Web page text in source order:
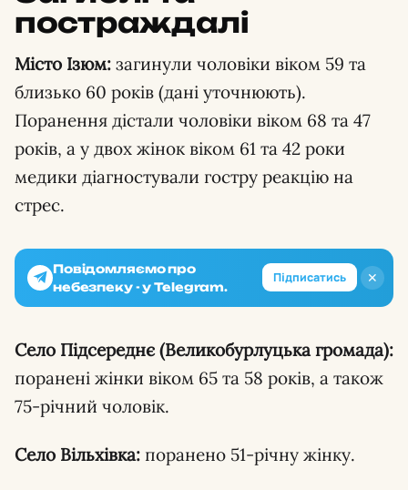
постраждалі
Місто Ізюм: загинули чоловіки віком 59 та
близько 60 років (дані уточнюють).
Поранення дістали чоловіки віком 68 та 47
років, а у двох жінок віком 61 та 42 роки
медики діагностували гостру реакцію на
стрес.
✕
Повідомляємо про
небезпеку - у Telegram.
Підписатись
Село Підсереднє (Великобурлуцька громада):
поранені жінки віком 65 та 58 років, а також
75-річний чоловік.
Село Вільхівка: поранено 51-річну жінку.